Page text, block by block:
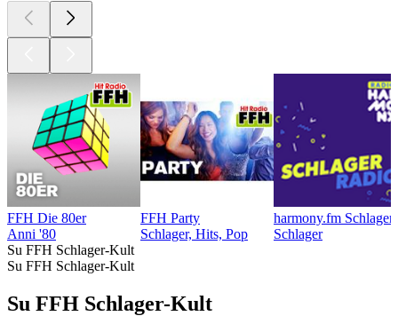
FFH Die 80er
Anni '80
FFH Party
Schlager, Hits, Pop
harmony.fm
Schlager
Su FFH Schlager-Kult
Su FFH Schlager-Kult
Su FFH Schlager-Kult